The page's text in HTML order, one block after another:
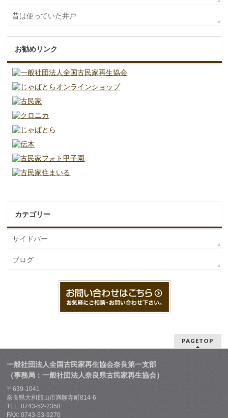
昔は使っていた井戸
お勧めリンク
カテゴリー
サイドバー
ブログ
PAGETOP
一般社団法人全国古民家再生協会奈良第一支部
（事務局：一般社団法人奈良県古民家再生協会）
〒639-1041
奈良県大和郡山市満願寺町814-6
TEL: 0743-52-2358
FAX: 0743-53-9270